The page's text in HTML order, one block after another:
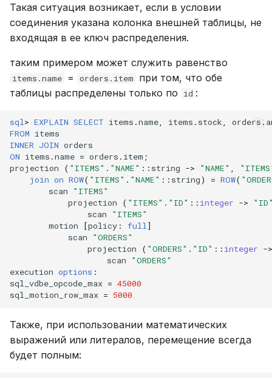
Такая ситуация возникает, если в условии
соединения указана колонка внешней таблицы, не
входящая в ее ключ распределения.
таким примером может служить равенство
items.name = orders.item
при том, что обе
таблицы распределены только по
id :
sql> EXPLAIN SELECT items .name, items . stock, orders .
FROM items
INNER JOIN orders
ON items .name = orders . item ;
projection
( "ITEMS" . "NAME" :: string -> "NAME" ,
join on ROW( "ITEMS" . "NAME" :: string) = ROW(
scan
"ITEMS"
projection
( "ITEMS" . "ID" :: integer ->
scan
"ITEMS"
motion
[policy : full]
scan
"ORDERS"
projection
( "ORDERS" . "ID" :: integer ->
scan
"ORDERS"
execution options :
sql_vdbe_opcode_max = 45000
sql_motion_row_max = 5000
Также, при использовании математических
выражений или литералов, перемещение всегда
будет полным: